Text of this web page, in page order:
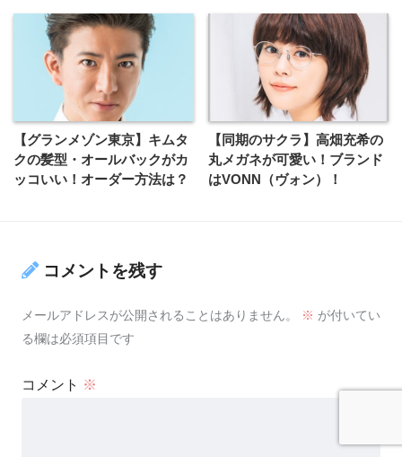
【グランメゾン東京】キムタ
クの髪型・オールバックがカ
ッコいい！オーダー方法は？
【同期のサクラ】高畑充希の
丸メガネが可愛い！ブランド
はVONN（ヴォン）！
コメントを残す
メールアドレスが公開されることはありません。 ※ が付いてい
る欄は必須項目です
コメント ※